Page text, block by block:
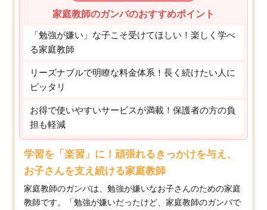
家庭教師のガンバのおすすめポイント
「勉強が嫌い」な子こそ受けてほしい！楽しく学べ
る家庭教師
リーズナブルで明瞭な料金体系！長く続けたい人に
ピッタリ
お得で使いやすいサービスが満載！保護者の方の負
担も軽減
学習を「楽習」に！頑張れるきっかけを与え、
お子さんを支え続ける家庭教師
家庭教師のガンバは、勉強が嫌いなお子さんのための家庭
教師です。「勉強が嫌いだったけど、家庭教師のガンバで